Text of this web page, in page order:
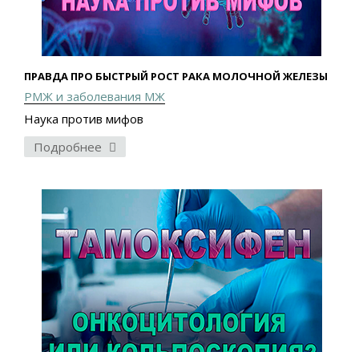
ПРАВДА ПРО БЫСТРЫЙ РОСТ РАКА МОЛОЧНОЙ ЖЕЛЕЗЫ
РМЖ и заболевания МЖ
Наука против мифов
Подробнее